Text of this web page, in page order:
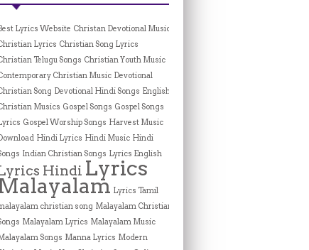
Lyrics Website Christan Devotional Music
Lyrics Christian Song Lyrics
Telugu Songs Christian Youth Music
Christian Music Devotional
Song Devotional Hindi Songs English
Musics Gospel Songs Gospel Songs
Gospel Worship Songs Harvest Music
Hindi Lyrics Hindi Music Hindi
Indian Christian Songs Lyrics English
Hindi Lyrics
Lyrics Tamil
christian song Malayalam Christian
Malayalam Lyrics Malayalam Music
Songs Manna Lyrics Modern